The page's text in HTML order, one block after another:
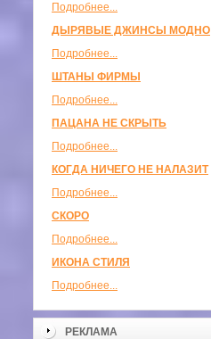
Подробнее...
ДЫРЯВЫЕ ДЖИНСЫ МОДНО
Подробнее...
ШТАНЫ ФИРМЫ
Подробнее...
ПАЦАНА НЕ СКРЫТЬ
Подробнее...
КОГДА НИЧЕГО НЕ НАЛАЗИТ
Подробнее...
СКОРО
Подробнее...
ИКОНА СТИЛЯ
Подробнее...
РЕКЛАМА